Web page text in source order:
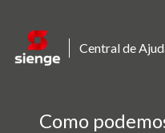
Central de
Como